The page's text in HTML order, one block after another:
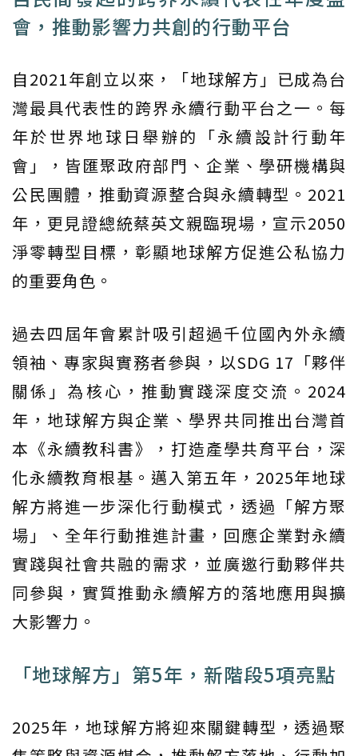
會，推動影響力共創的行動平台
自2021年創立以來，「地球解方」已成為台
灣最具代表性的跨界永續行動平台之一。每
年於世界地球日舉辦的「永續設計行動年
會」，皆匯聚政府部門、企業、學研機構與
公民團體，推動資源整合與永續轉型。2021
年，更見證總統蔡英文親臨現場，宣示2050
淨零轉型目標，彰顯地球解方促進公私協力
的重要角色。
過去四屆年會累計吸引超過千位國內外永續
領袖、專家與實務者參與，以SDG 17「夥伴
關係」為核心，推動實踐深度交流。2024
年，地球解方與企業、學界共同推出台灣首
本《永續教科書》，打造產學共育平台，深
化永續教育根基。邁入第五年，2025年地球
解方將進一步深化行動模式，透過「解方聚
場」、全年行動推進計畫，回應企業對永續
實踐與社會共融的需求，並廣邀行動夥伴共
同參與，實質推動永續解方的落地應用與擴
大影響力。
「地球解方」第5年，新階段5項亮點
2025年，地球解方將迎來關鍵轉型，透過聚